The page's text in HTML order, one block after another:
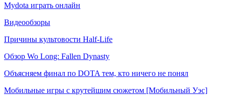
Mydota играть онлайн
Видеообзоры
Причины культовости Half-Life
Обзор Wo Long: Fallen Dynasty
Объясняем финал по DOTA тем, кто ничего не понял
Мобильные игры с крутейшим сюжетом [Мобильный Уэс]